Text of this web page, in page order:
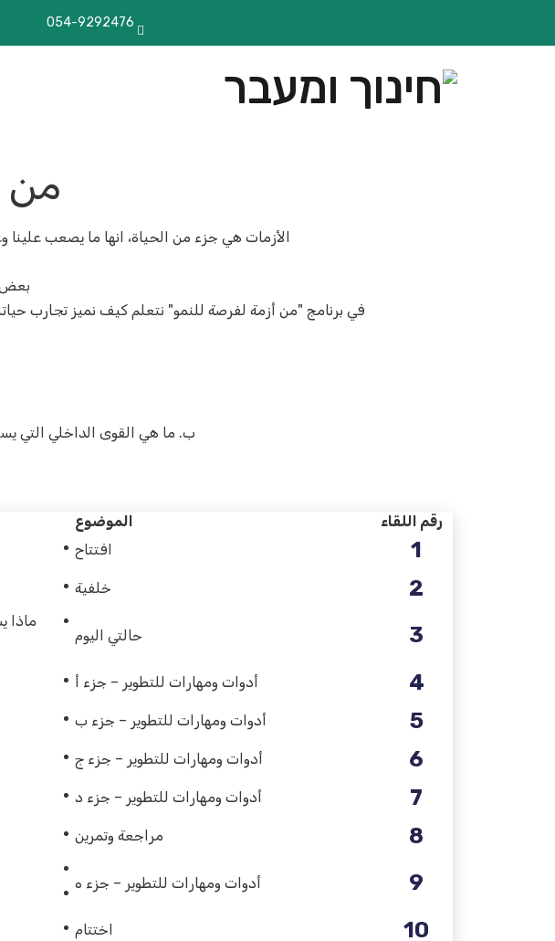
054-9292476
من
الأزمات هي جزء من الحياة، انها ما يصعب علينا
بعض
في برنامج "من أزمة لفرصة للنمو" نتعلم كيف نميز تجارب
ب‌. ما هي القوى الداخلي التي
رقم اللقاء الموضوع
1 افتتاح
2 خلفية
3 حالتي اليوم
ماذا
4 أدوات ومهارات للتطوير – جزء أ
5 أدوات ومهارات للتطوير – جزء ب
6 أدوات ومهارات للتطوير – جزء ج
7 أدوات ومهارات للتطوير – جزء د
8 مراجعة وتمرين
9 أدوات ومهارات للتطوير – جزء ه
10 اختتام